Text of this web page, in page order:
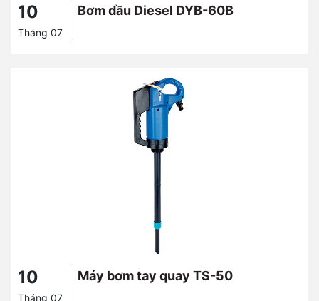
10
Tháng 07
Bơm dầu Diesel DYB-60B
10
Tháng 07
Máy bơm tay quay TS-50